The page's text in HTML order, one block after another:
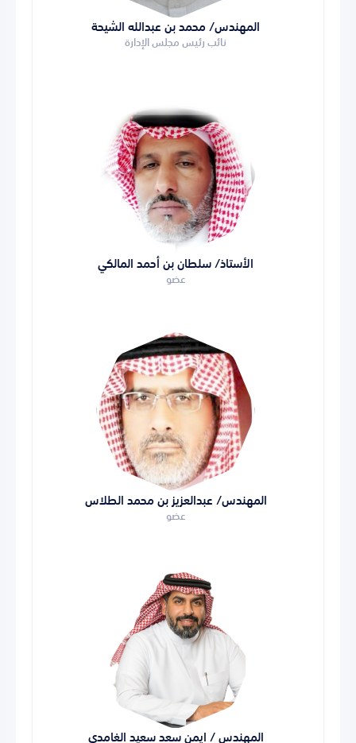
المهندس/ محمد بن عبدالله الشيحة
نائب رئيس مجلس الإدارة
الأستاذ/ سلطان بن أحمد المالكي
عضو
المهندس/ عبدالعزيز بن محمد الطلاس
عضو
المهندس / ايمن سعد سعيد الغامدي